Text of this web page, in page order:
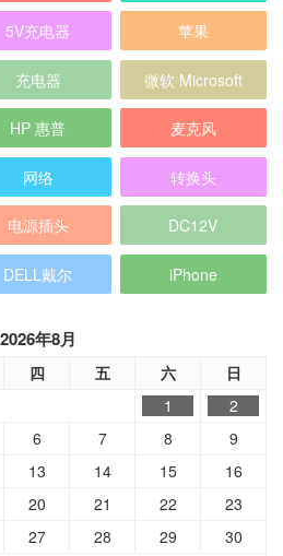
5V充电器 苹果
充电器 微软 Microsoft
HP 惠普 麦克风
网络 转换头
电源插头 DC12V
DELL戴尔 iPhone
2026年8月
四 五 六 日
1
2
6 7 8
9
13 14 15
16
20 21 22
23
27 28 29
30